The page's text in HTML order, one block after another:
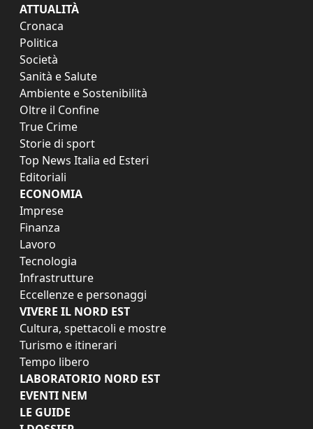
ATTUALITÀ
Cronaca
Politica
Società
Sanità e Salute
Ambiente e Sostenibilità
Oltre il Confine
True Crime
Storie di sport
Top News Italia ed Esteri
Editoriali
ECONOMIA
Imprese
Finanza
Lavoro
Tecnologia
Infrastrutture
Eccellenze e personaggi
VIVERE IL NORD EST
Cultura, spettacoli e mostre
Turismo e itinerari
Tempo libero
LABORATORIO NORD EST
EVENTI NEM
LE GUIDE